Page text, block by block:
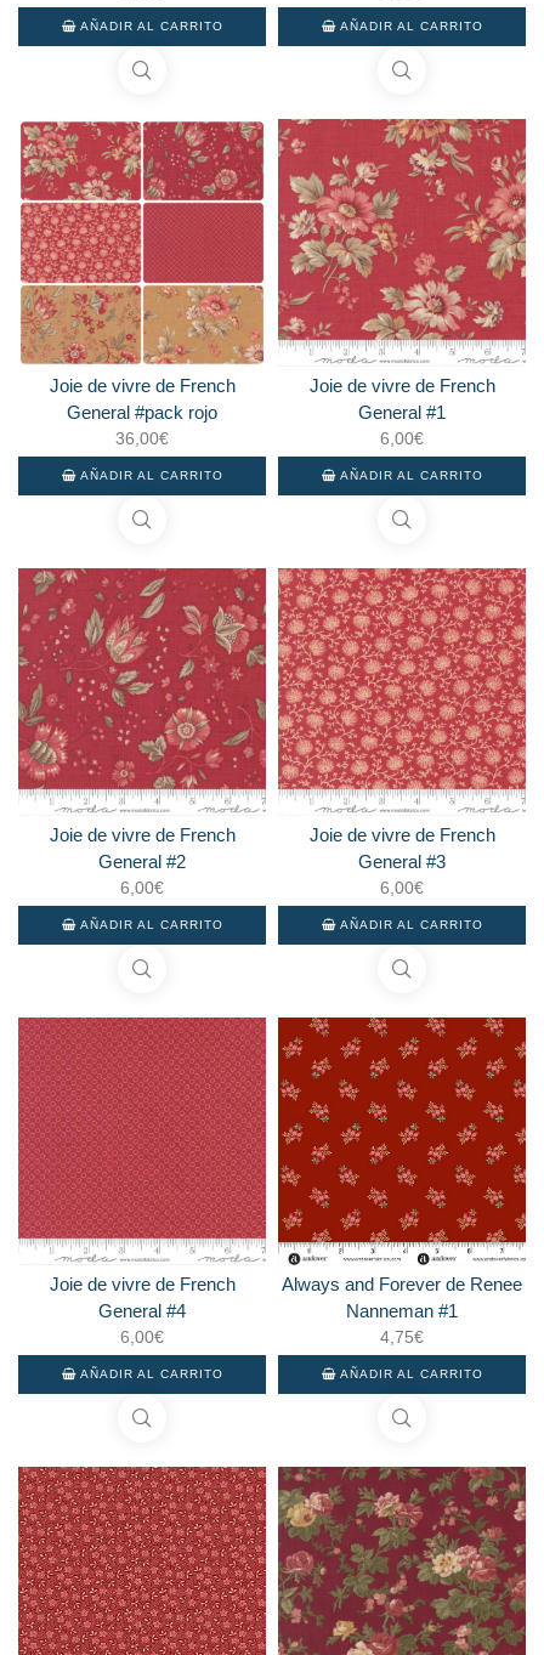
AÑADIR AL CARRITO AÑADIR AL CARRITO
Joie de vivre de French
General #pack rojo
36,00€
AÑADIR AL CARRITO
Joie de vivre de French
General #1
6,00€
AÑADIR AL CARRITO
Joie de vivre de French
General #2
6,00€
AÑADIR AL CARRITO
Joie de vivre de French
General #3
6,00€
AÑADIR AL CARRITO
Joie de vivre de French
General #4
6,00€
AÑADIR AL CARRITO
Always and Forever de Renee
Nanneman #1
4,75€
AÑADIR AL CARRITO